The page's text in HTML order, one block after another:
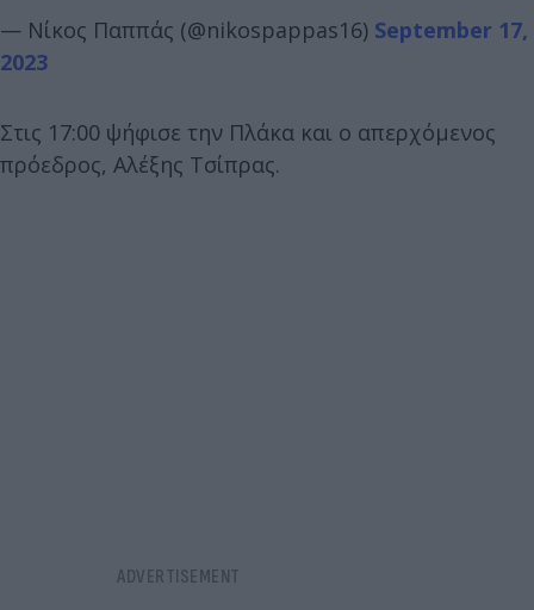
— Νίκος Παππάς (@nikospappas16) September 17,
2023
Στις 17:00 ψήφισε την Πλάκα και ο απερχόμενος
πρόεδρος, Αλέξης Τσίπρας.